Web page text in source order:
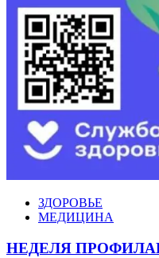
ЗДОРОВЬЕ
МЕДИЦИНА
НЕДЕЛЯ